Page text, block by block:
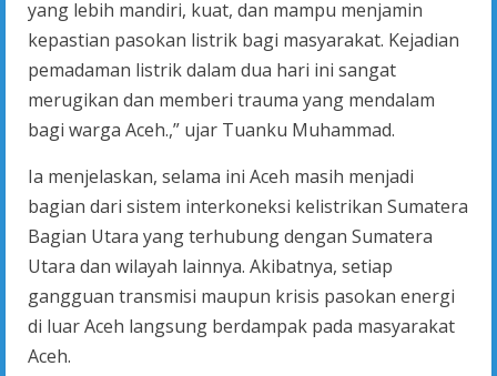
yang lebih mandiri, kuat, dan mampu menjamin
kepastian pasokan listrik bagi masyarakat. Kejadian
pemadaman listrik dalam dua hari ini sangat
merugikan dan memberi trauma yang mendalam
bagi warga Aceh.,” ujar Tuanku Muhammad.
Ia menjelaskan, selama ini Aceh masih menjadi
bagian dari sistem interkoneksi kelistrikan Sumatera
Bagian Utara yang terhubung dengan Sumatera
Utara dan wilayah lainnya. Akibatnya, setiap
gangguan transmisi maupun krisis pasokan energi
di luar Aceh langsung berdampak pada masyarakat
Aceh.